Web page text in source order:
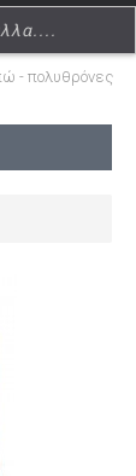
- πολυθρόνες